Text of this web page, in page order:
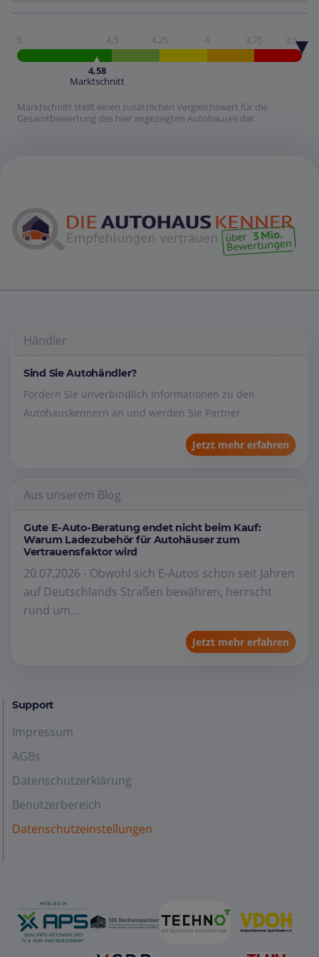
5 4,5 4,25 4 3,75 3,5
4,58
Marktschnitt
Marktschnitt stellt einen zusätzlichen Vergleichswert für die
Gesamtbewertung des hier angezeigten Autohauses dar.
Händler
Sind Sie Autohändler?
Fordern Sie unverbindlich Informationen zu den
Autohauskennern an und werden Sie Partner
Jetzt mehr erfahren
Aus unserem Blog
Gute E-Auto-Beratung endet nicht beim Kauf:
Warum Ladezubehör für Autohäuser zum
Vertrauensfaktor wird
20.07.2026 - Obwohl sich E-Autos schon seit Jahren
auf Deutschlands Straßen bewähren, herrscht
rund um...
Jetzt mehr erfahren
Support
Impressum
AGBs
Datenschutzerklärung
Benutzerbereich
Datenschutzeinstellungen